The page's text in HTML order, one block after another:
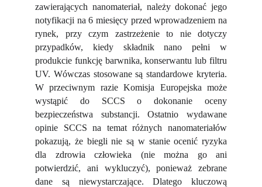
zawierających nanomateriał, należy dokonać jego
notyfikacji na 6 miesięcy przed wprowadzeniem na
rynek, przy czym zastrzeżenie to nie dotyczy
przypadków, kiedy składnik nano pełni w
produkcie funkcję barwnika, konserwantu lub filtru
UV. Wówczas stosowane są standardowe kryteria.
W przeciwnym razie Komisja Europejska może
wystąpić do SCCS o dokonanie oceny
bezpieczeństwa substancji. Ostatnio wydawane
opinie SCCS na temat różnych nanomateriałów
pokazują, że biegli nie są w stanie ocenić ryzyka
dla zdrowia człowieka (nie można go ani
potwierdzić, ani wykluczyć), ponieważ zebrane
dane są niewystarczające. Dlatego kluczową